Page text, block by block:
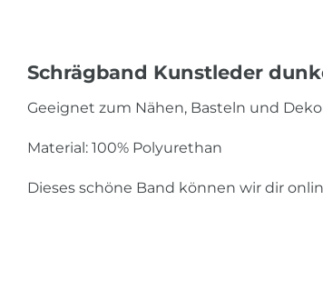
Schrägband Kunstleder
Geeignet zum Nähen, Basteln und
Material: 100% Polyurethan
Dieses schöne Band können wir dir